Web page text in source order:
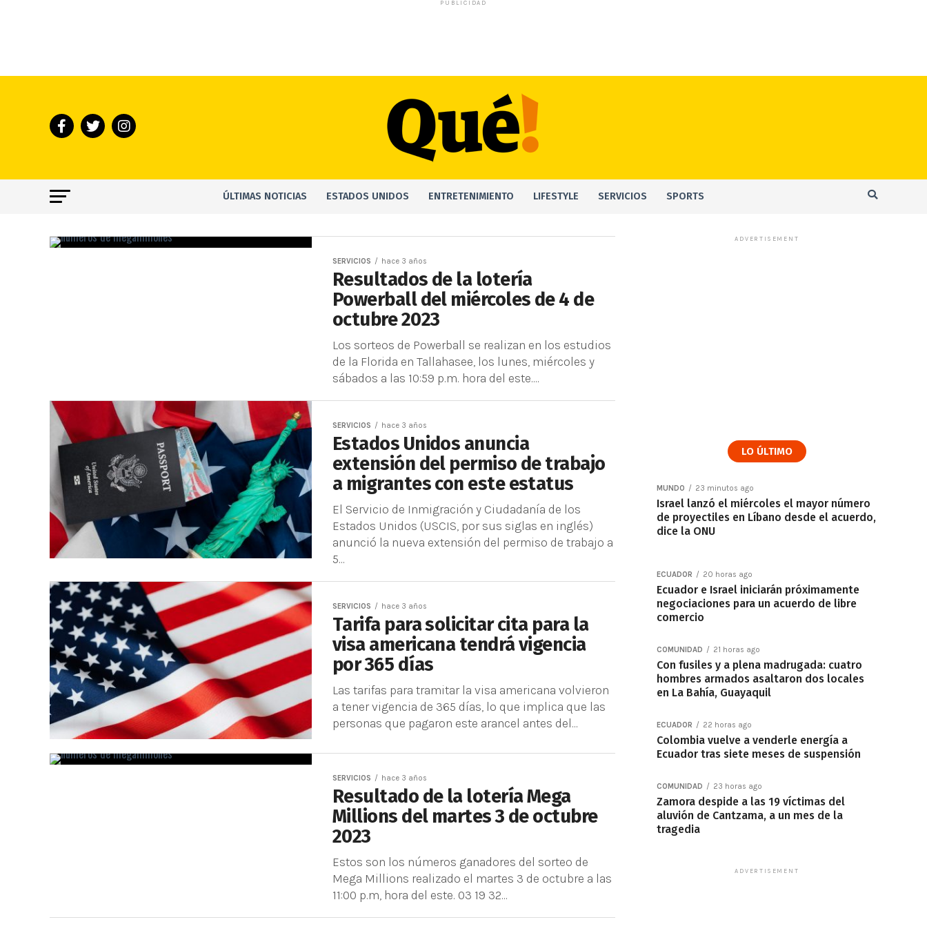
PUBLICIDAD
ÚLTIMAS NOTICIAS ESTADOS UNIDOS ENTRETENIMIENTO LIFESTYLE SERVICIOS SPORTS
SERVICIOS hace 3 años
Resultados de la lotería
Powerball del miércoles de 4 de
octubre 2023
Los sorteos de Powerball se realizan en los estudios
de la Florida en Tallahasee, los lunes, miércoles y
sábados a las 10:59 p.m. hora del este....
SERVICIOS hace 3 años
Estados Unidos anuncia
extensión del permiso de trabajo
a migrantes con este estatus
El Servicio de Inmigración y Ciudadanía de los
Estados Unidos (USCIS, por sus siglas en inglés)
anunció la nueva extensión del permiso de trabajo a
5...
SERVICIOS hace 3 años
Tarifa para solicitar cita para la
visa americana tendrá vigencia
por 365 días
Las tarifas para tramitar la visa americana volvieron
a tener vigencia de 365 días, lo que implica que las
personas que pagaron este arancel antes del...
SERVICIOS hace 3 años
Resultado de la lotería Mega
Millions del martes 3 de octubre
2023
Estos son los números ganadores del sorteo de
Mega Millions realizado el martes 3 de octubre a las
11:00 p.m, hora del este. 03 19 32...
ADVERTISEMENT
LO ÚLTIMO
MUNDO 23 minutos ago
Israel lanzó el miércoles el mayor número
de proyectiles en Líbano desde el acuerdo,
dice la ONU
ECUADOR 20 horas ago
Ecuador e Israel iniciarán próximamente
negociaciones para un acuerdo de libre
comercio
COMUNIDAD 21 horas ago
Con fusiles y a plena madrugada: cuatro
hombres armados asaltaron dos locales
en La Bahía, Guayaquil
ECUADOR 22 horas ago
Colombia vuelve a venderle energía a
Ecuador tras siete meses de suspensión
COMUNIDAD 23 horas ago
Zamora despide a las 19 víctimas del
aluvión de Cantzama, a un mes de la
tragedia
ADVERTISEMENT